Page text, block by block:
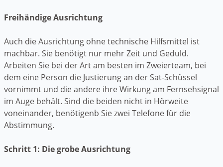
Freihändige Ausrichtung
Auch die Ausrichtung ohne technische Hilfsmittel ist
machbar. Sie benötigt nur mehr Zeit und Geduld.
Arbeiten Sie bei der Art am besten im Zweierteam, bei
dem eine Person die Justierung an der Sat-Schüssel
vornimmt und die andere ihre Wirkung am Fernsehsignal
im Auge behält. Sind die beiden nicht in Hörweite
voneinander, benötigenb Sie zwei Telefone für die
Abstimmung.
Schritt 1: Die grobe Ausrichtung